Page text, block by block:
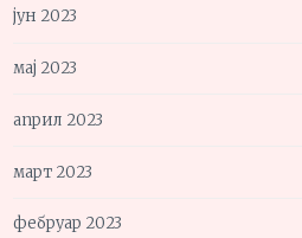
јун 2023
мај 2023
април 2023
март 2023
фебруар 2023